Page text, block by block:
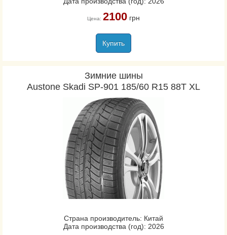
Цена: 2100грн
Купить
Зимние шины
Austone Skadi SP-901 185/60 R15 88T XL
Страна производитель: Китай
Дата производства (год): 2026